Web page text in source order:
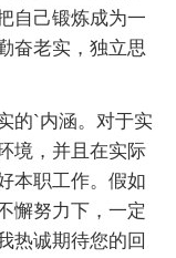
自己锻炼成为一
奋老实，独立思
的`内涵。对于实
境，并且在实际
本职工作。假如
懈努力下，一定
热诚期待您的回